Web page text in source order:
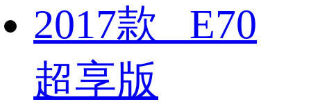
2017款 E70
超享版